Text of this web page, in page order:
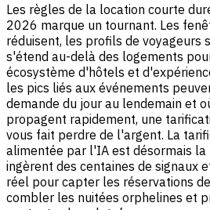
Les règles de la location courte
2026 marque un tournant. Les
réduisent, les profils de voyageurs
s'étend au-delà des logements
écosystème d'hôtels et
les pics liés aux événements
demande du jour au lendemain et
propagent rapidement, une
vous fait perdre de l'argent. La
alimentée par l'IA est désormais la
ingèrent des centaines de signaux
réel pour capter les réservations
combler les nuitées orphelines et